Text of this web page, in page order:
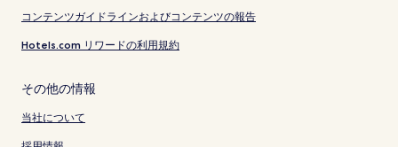
コンテンツガイドラインおよびコンテンツの報告
Hotels.com リワードの利用規約
その他の情報
当社について